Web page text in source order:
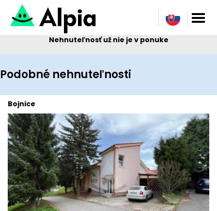
Nehnuteľnosť už nie je v ponuke
Podobné nehnuteľnosti
Bojnice